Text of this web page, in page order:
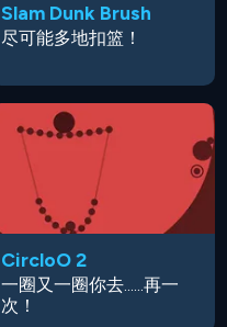
Slam Dunk Brush
尽可能多地扣篮！
CircloO 2
一圈又一圈你去......再一
次！